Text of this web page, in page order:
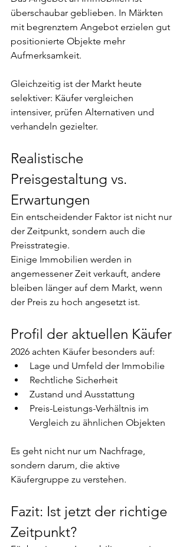
überschaubar geblieben. In Märkten
mit begrenztem Angebot erzielen gut
positionierte Objekte mehr
Aufmerksamkeit.
Gleichzeitig ist der Markt heute
selektiver: Käufer vergleichen
intensiver, prüfen Alternativen und
verhandeln gezielter.
Realistische
Preisgestaltung vs.
Erwartungen
Ein entscheidender Faktor ist nicht nur
der Zeitpunkt, sondern auch die
Preisstrategie.
Einige Immobilien werden in
angemessener Zeit verkauft, andere
bleiben länger auf dem Markt, wenn
der Preis zu hoch angesetzt ist.
Profil der aktuellen Käufer
2026 achten Käufer besonders auf:
Lage und Umfeld der Immobilie
Rechtliche Sicherheit
Zustand und Ausstattung
Preis-Leistungs-Verhältnis im
Vergleich zu ähnlichen Objekten
Es geht nicht nur um Nachfrage,
sondern darum, die aktive
Käufergruppe zu verstehen.
Fazit: Ist jetzt der richtige
Zeitpunkt?